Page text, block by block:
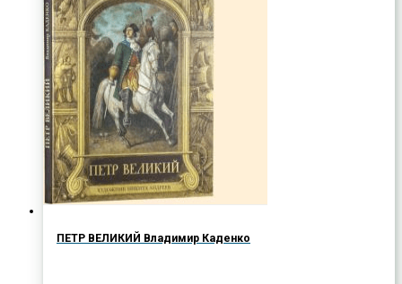
ПЕТР ВЕЛИКИЙ Владимир Каденко